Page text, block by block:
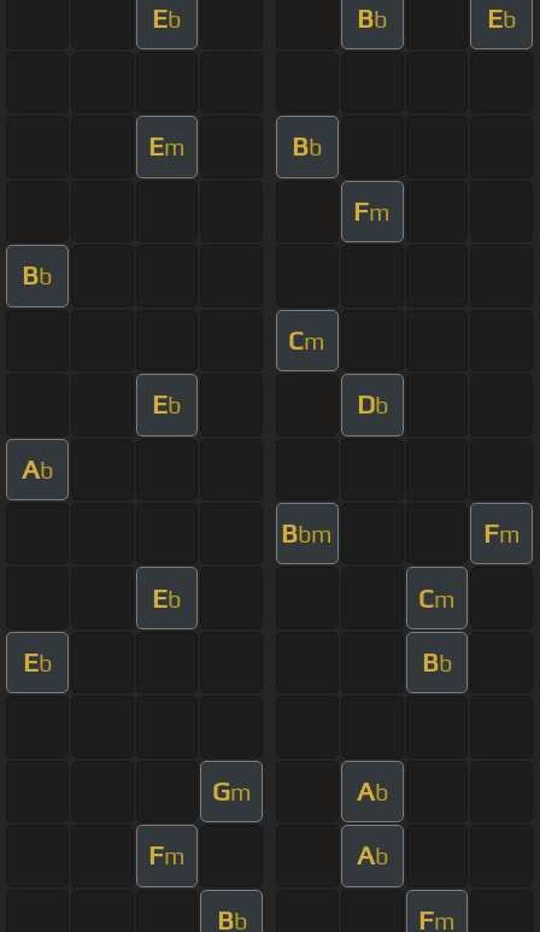
Eb Bb Eb
Em Bb
Fm
Bb
Cm
Eb Db
Ab
Bbm Fm
Eb Cm
Eb Bb
Gm Ab
Fm Ab
Bb Fm